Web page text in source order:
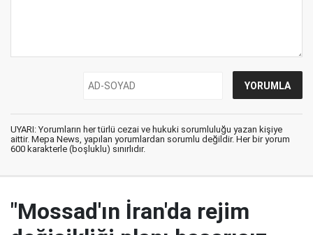
UYARI: Yorumların her türlü cezai ve hukuki sorumluluğu yazan kişiye
aittir. Mepa News, yapılan yorumlardan sorumlu değildir. Her bir yorum
600 karakterle (boşluklu) sınırlıdır.
"Mossad'ın İran'da rejim